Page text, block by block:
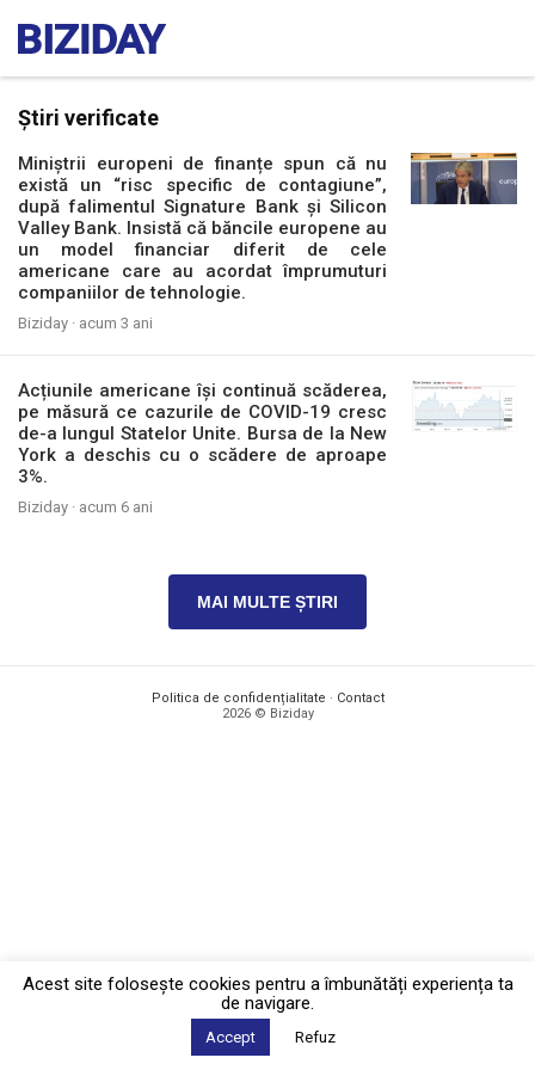
Știri verificate
Miniștrii europeni de finanțe spun că nu
există un “risc specific de contagiune”,
după falimentul Signature Bank și Silicon
Valley Bank. Insistă că băncile europene au
un model financiar diferit de cele
americane care au acordat împrumuturi
companiilor de tehnologie.
Biziday · acum 3 ani
Acțiunile americane își continuă scăderea,
pe măsură ce cazurile de COVID-19 cresc
de-a lungul Statelor Unite. Bursa de la New
York a deschis cu o scădere de aproape
3%.
Biziday · acum 6 ani
MAI MULTE ȘTIRI
Politica de confidențialitate · Contact
2026 © Biziday
Acest site foloseşte cookies pentru a îmbunătăți experiența ta
de navigare.
Accept Refuz